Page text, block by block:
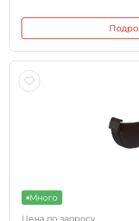
Много
Цена по запросу